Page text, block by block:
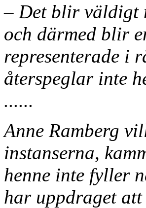
– Det blir väldigt
och därmed blir
representerade i
återspeglar inte
......
Anne Ramberg
instanserna,
henne inte fyller
har uppdraget